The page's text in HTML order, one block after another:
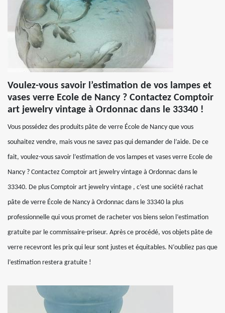
Voulez-vous savoir l’estimation de vos lampes et
vases verre Ecole de Nancy ? Contactez Comptoir
art jewelry vintage à Ordonnac dans le 33340 !
Vous possédez des produits pâte de verre École de Nancy que vous
souhaitez vendre, mais vous ne savez pas qui demander de l’aide. De ce
fait, voulez-vous savoir l’estimation de vos lampes et vases verre Ecole de
Nancy ? Contactez Comptoir art jewelry vintage à Ordonnac dans le
33340. De plus Comptoir art jewelry vintage , c’est une société rachat
pâte de verre École de Nancy à Ordonnac dans le 33340 la plus
professionnelle qui vous promet de racheter vos biens selon l’estimation
gratuite par le commissaire-priseur. Après ce procédé, vos objets pâte de
verre recevront les prix qui leur sont justes et équitables. N’oubliez pas que
l’estimation restera gratuite !